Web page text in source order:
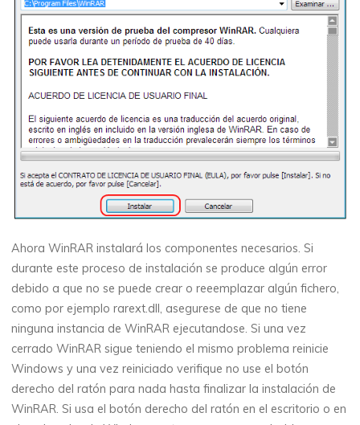
Ahora WinRAR instalará los componentes necesarios. Si
durante este proceso de instalación se produce algún error
debido a que no se puede crear o reeemplazar algún fichero,
como por ejemplo rarext.dll, asegurese de que no tiene
ninguna instancia de WinRAR ejecutandose. Si una vez
cerrado WinRAR sigue teniendo el mismo problema reinicie
Windows y una vez reiniciado verifique no use el botón
derecho del ratón para nada hasta finalizar la instalación de
WinRAR. Si usa el botón derecho del ratón en el escritorio o en